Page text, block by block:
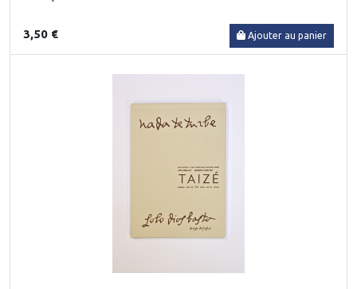
3,50 € Ajouter au panier